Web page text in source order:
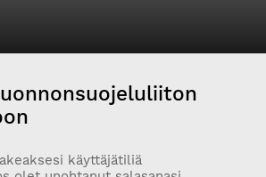
käyttäjätiliä